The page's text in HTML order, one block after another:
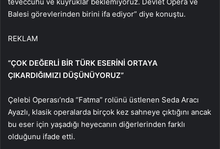
Balesi görevlerinden birini ifa ediyor” diye konuştu.
REKLAM
“ÇOK DEĞERLİ BİR TÜRK ESERİNİ ORTAYA
ÇIKARDIĞIMIZI DÜŞÜNÜYORUZ”
Çelebi Operası’nda “Fatma” rolünü üstlenen Seda Aracı
Ayazlı, klasik operalarda birçok kez sahneye çıktığını ancak
bu eser için yaşadığı heyecanın diğerlerinden farklı
olduğunu ifade etti.